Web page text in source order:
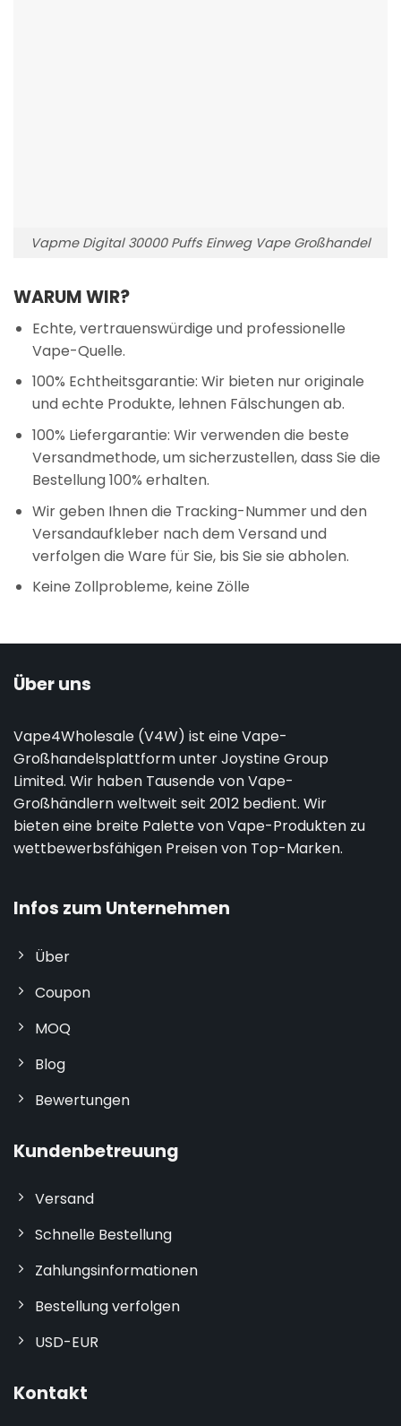
Vapme Digital 30000 Puffs Einweg Vape Großhandel
WARUM WIR?
Echte, vertrauenswürdige und professionelle
Vape-Quelle.
100% Echtheitsgarantie: Wir bieten nur originale
und echte Produkte, lehnen Fälschungen ab.
100% Liefergarantie: Wir verwenden die beste
Versandmethode, um sicherzustellen, dass Sie die
Bestellung 100% erhalten.
Wir geben Ihnen die Tracking-Nummer und den
Versandaufkleber nach dem Versand und
verfolgen die Ware für Sie, bis Sie sie abholen.
Keine Zollprobleme, keine Zölle
Über uns
Vape4Wholesale (V4W) ist eine Vape-
Großhandelsplattform unter Joystine Group
Limited. Wir haben Tausende von Vape-
Großhändlern weltweit seit 2012 bedient. Wir
bieten eine breite Palette von Vape-Produkten zu
wettbewerbsfähigen Preisen von Top-Marken.
Infos zum Unternehmen
Über
Coupon
MOQ
Blog
Bewertungen
Kundenbetreuung
Versand
Schnelle Bestellung
Zahlungsinformationen
Bestellung verfolgen
USD-EUR
Kontakt